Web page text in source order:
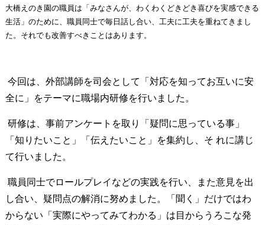
大橋えのき園の職員は「みなさんが、わくわくどきどき喜びを実感できる
生活」のために、職員同士で毎日話し合い、工夫に工夫を重ねてきまし
た。それでも改善すべきことはあります。
今回は、外部講師を司会として「対応を知ってお互いに安
全に」をテーマに職場内研修を行いました。
研修は、事前アンケートを取り「疑問に思っている事」
「知りたいこと」「伝えたいこと」を集約し、そ れに講じ
て行いました。
職員同士でロールプレイなどの実践を行い、また意見を出
し合い、疑問点の解消に努めました。「聞く」だけではわ
からない「実際にやってみてわかる」は目からうろこな発